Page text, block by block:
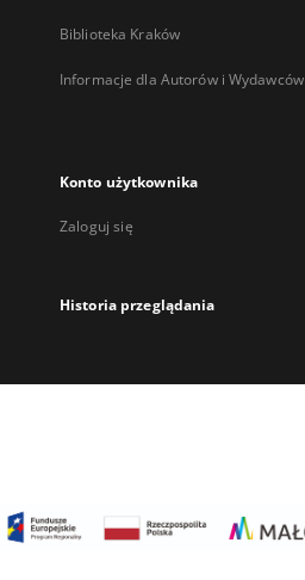
Biblioteka Kraków
Informacje dla Autorów i Wydawców
Konto użytkownika
Zaloguj się
Historia przeglądania